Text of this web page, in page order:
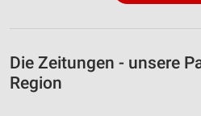
Die Zeitungen - unsere
Region